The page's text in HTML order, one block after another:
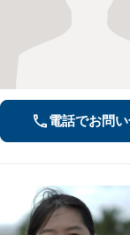
電話でお問